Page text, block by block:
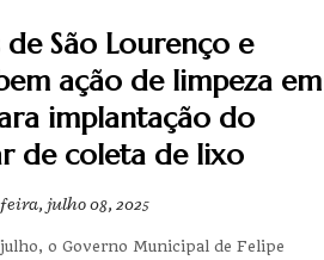
São Lourenço e
ação de limpeza em
implantação do
de coleta de lixo
julho 08, 2025
o Governo Municipal de Felipe